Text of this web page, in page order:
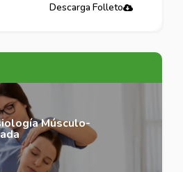
Descarga Folleto
Músculo-